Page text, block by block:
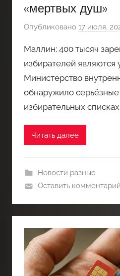
«мертвых душ»
Опубликовано 17 июля,
Маллин: 400 тысяч
избирателей
Министерство
обнаружило
избирательных
Читать далее
Новости разные
Оставить комментарий